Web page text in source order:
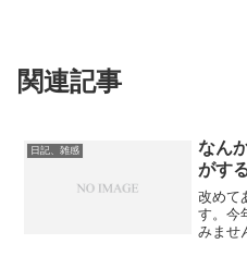
関連記事
日記、雑感
なん
がする
改めて
す。今
みませ